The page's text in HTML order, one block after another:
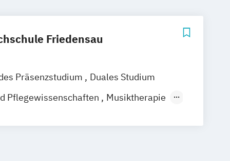
Friedensau
Präsenzstudium
Duales Studium
Pflegewissenschaften
Musiktherapie